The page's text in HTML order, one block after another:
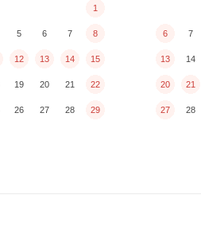
1
5 6 7 8
12 13 14 15
19 20 21 22
26 27 28 29
6 7
13 14
20 21
27 28